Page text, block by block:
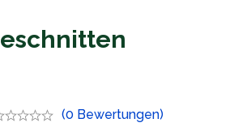
(0 Bewertungen)